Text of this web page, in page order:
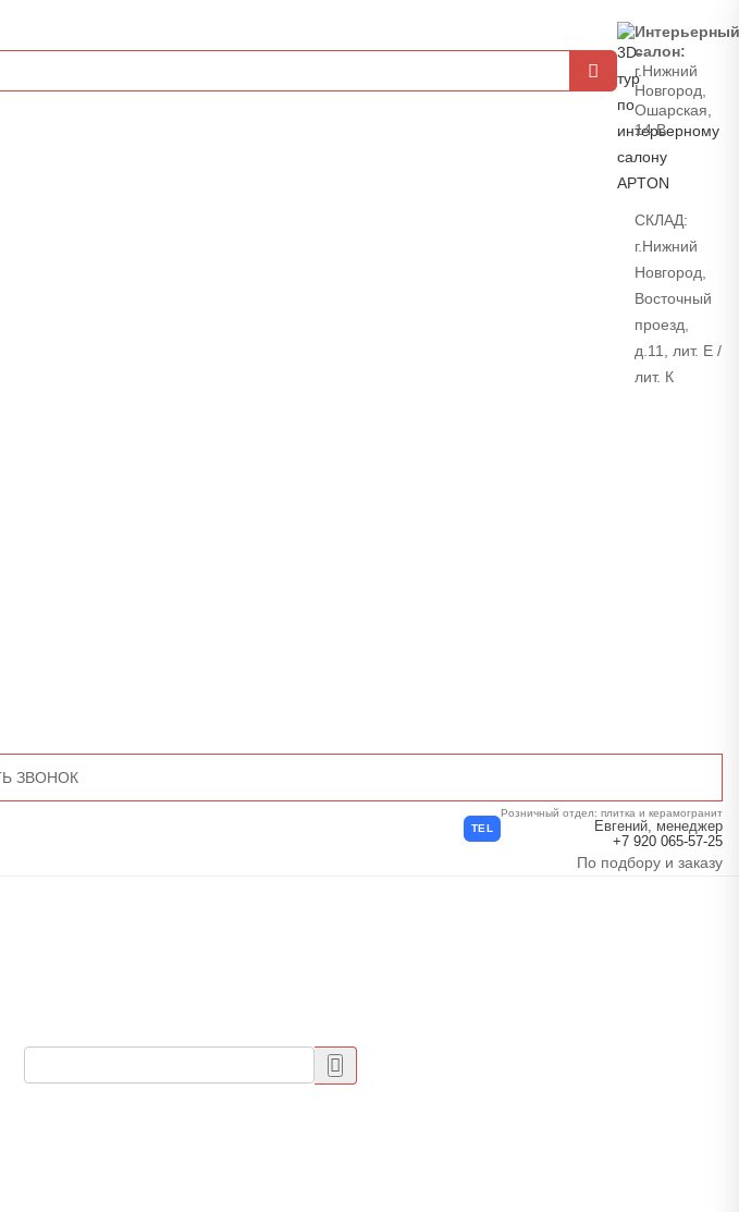
Интерьерный
салон:
г.Нижний
Новгород,
Ошарская,
14 В
СКЛАД:
г.Нижний
Новгород,
Восточный
проезд,
д.11, лит. Е /
лит. К
ЗВОНОК
TEL
Розничный отдел: плитка и керамогранит
Евгений, менеджер
+7 920 065-57-25
По подбору и заказу